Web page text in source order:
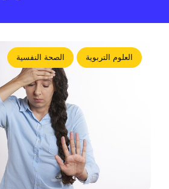
العلوم التربوية الصحة النفسية